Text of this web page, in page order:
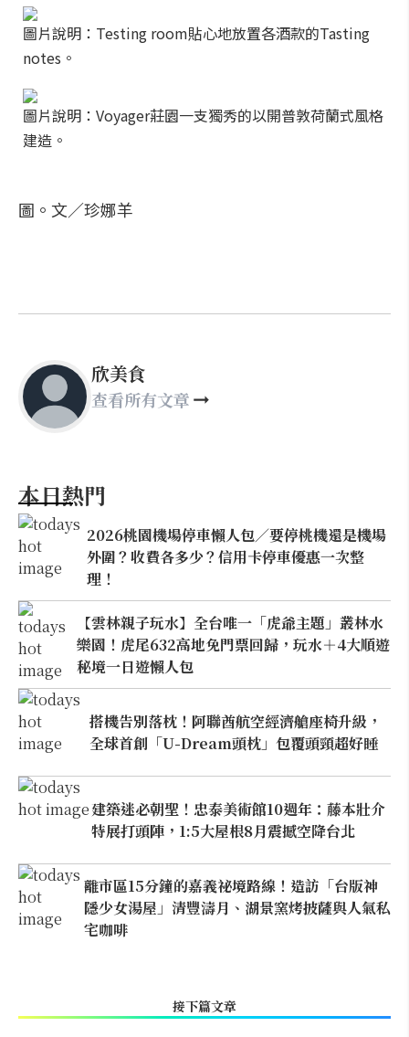
圖片說明：Testing room貼心地放置各酒款的Tasting
notes。
圖片說明：Voyager莊園一支獨秀的以開普敦荷蘭式風格
建造。
圖。文／珍娜羊
欣美食
查看所有文章
本日熱門
2026桃園機場停車懶人包／要停桃機還是機場
外圍？收費各多少？信用卡停車優惠一次整
理！
【雲林親子玩水】全台唯一「虎爺主題」叢林水
樂園！虎尾632高地免門票回歸，玩水＋4大順遊
秘境一日遊懶人包
搭機告別落枕！阿聯酋航空經濟艙座椅升級，
全球首創「U-Dream頭枕」包覆頭頸超好睡
建築迷必朝聖！忠泰美術館10週年：藤本壯介
特展打頭陣，1:5大屋根8月震撼空降台北
離市區15分鐘的嘉義祕境路線！造訪「台版神
隱少女湯屋」清豐濤月、湖景窯烤披薩與人氣私
宅咖啡
接下篇文章